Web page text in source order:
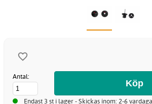
Antal:
Endast 3 st i lager- Skickas inom: 2-6